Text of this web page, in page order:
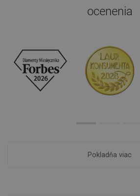
ocenenia
Pokladňa viac